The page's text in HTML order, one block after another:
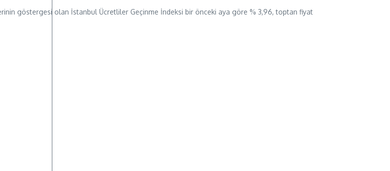
göstergesi olan İstanbul Ücretliler Geçinme İndeksi bir önceki aya göre % 3,96, toptan fiyat